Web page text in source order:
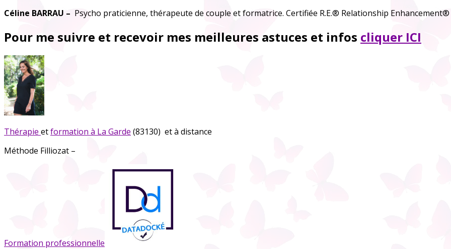
Céline BARRAU – Psycho praticienne, thérapeute de couple et formatrice. Certifiée R.E.® Relationship Enhancement®
Pour me suivre et recevoir mes meilleures astuces et infos cliquer ICI
Thérapie etformation à La Garde (83130) et à distance
Méthode Filliozat –
Formation professionnelle